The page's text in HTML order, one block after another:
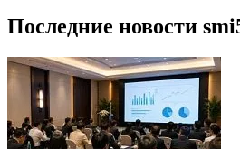
Последние новости